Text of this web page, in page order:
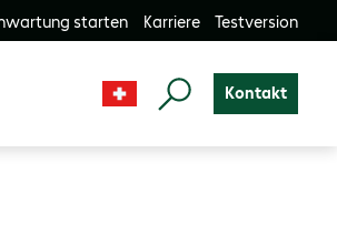
starten Karriere Testversion
Kontakt